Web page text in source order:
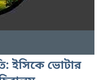
ইসিকে ভোটার